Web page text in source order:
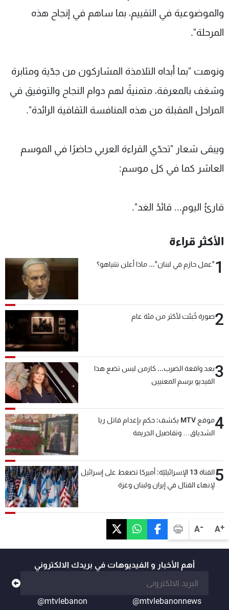
A+
A-
والموضوعية في التقييم، بما ساهم في إنجاح هذه
المرحلة".
ونوهت "بما أبداه التلامذة المشاركون من جدّية ومثابرة
وشغف بالمعرفة، متمنيةً لهم دوام النجاح والتوفيق في
المراحل المقبلة من هذه المنافسة الثقافية الرائدة".
ويبقى شعار "تحدّي القراءة العربي حاضرًا في الموسم
العاشر كما في كل موسم:
قارئُ اليوم... قائدُ الغد".
الأكثر قراءة
1"عمل حازم في لبنان"... ماذا أعلن نتنياهو؟
2صورة خُبئت لأكثر من مئة عام
3بعد واقعة الضرب... كارمن لبس تضع هذا
الفيديو برسم المعنيين
4
موقع MTV يكشف: حكم بإعدام قاتل ريا
الشدياق… وتفاصيل الجريمة
5
القناة 13 الإسرائيليّة: أميركا تضغط على إسرائيل
لإنهاء القتال في إيران ولبنان وغزة
أهم الأخبار و الفيديوهات في بريدك الالكتروني
@mtvlebanonnews
@mtvlebanon